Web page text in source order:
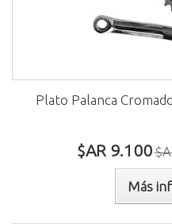
Plato Palanca
$AR 9.100
Más